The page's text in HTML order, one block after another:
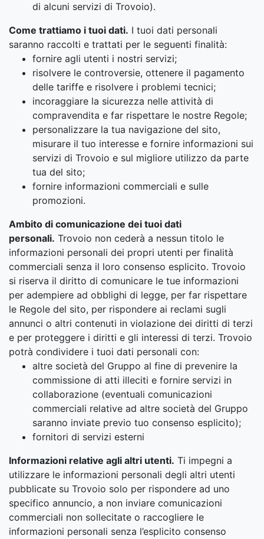
di alcuni servizi di Trovoio).
Come trattiamo i tuoi dati. I tuoi dati personali
saranno raccolti e trattati per le seguenti finalità:
fornire agli utenti i nostri servizi;
risolvere le controversie, ottenere il pagamento
delle tariffe e risolvere i problemi tecnici;
incoraggiare la sicurezza nelle attività di
compravendita e far rispettare le nostre Regole;
personalizzare la tua navigazione del sito,
misurare il tuo interesse e fornire informazioni sui
servizi di Trovoio e sul migliore utilizzo da parte
tua del sito;
fornire informazioni commerciali e sulle
promozioni.
Ambito di comunicazione dei tuoi dati
personali. Trovoio non cederà a nessun titolo le
informazioni personali dei propri utenti per finalità
commerciali senza il loro consenso esplicito. Trovoio
si riserva il diritto di comunicare le tue informazioni
per adempiere ad obblighi di legge, per far rispettare
le Regole del sito, per rispondere ai reclami sugli
annunci o altri contenuti in violazione dei diritti di terzi
e per proteggere i diritti e gli interessi di terzi. Trovoio
potrà condividere i tuoi dati personali con:
altre società del Gruppo al fine di prevenire la
commissione di atti illeciti e fornire servizi in
collaborazione (eventuali comunicazioni
commerciali relative ad altre società del Gruppo
saranno inviate previo tuo consenso esplicito);
fornitori di servizi esterni
Informazioni relative agli altri utenti. Ti impegni a
utilizzare le informazioni personali degli altri utenti
pubblicate su Trovoio solo per rispondere ad uno
specifico annuncio, a non inviare comunicazioni
commerciali non sollecitate o raccogliere le
informazioni personali senza l’esplicito consenso